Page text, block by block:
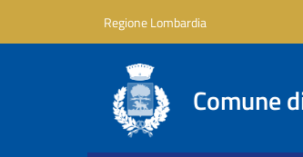
Regione Lombardia
Comune